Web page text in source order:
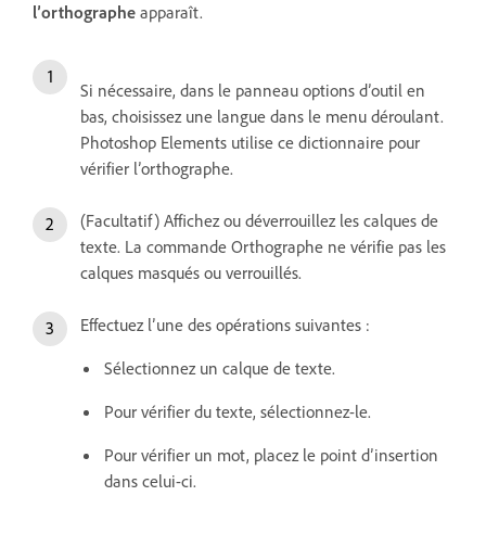
l’orthographe apparaît.
Si nécessaire, dans le panneau options d’outil en
bas, choisissez une langue dans le menu déroulant.
Photoshop Elements utilise ce dictionnaire pour
vérifier l’orthographe.
(Facultatif) Affichez ou déverrouillez les calques de
texte. La commande Orthographe ne vérifie pas les
calques masqués ou verrouillés.
Effectuez l’une des opérations suivantes :
Sélectionnez un calque de texte.
Pour vérifier du texte, sélectionnez-le.
Pour vérifier un mot, placez le point d’insertion
dans celui-ci.